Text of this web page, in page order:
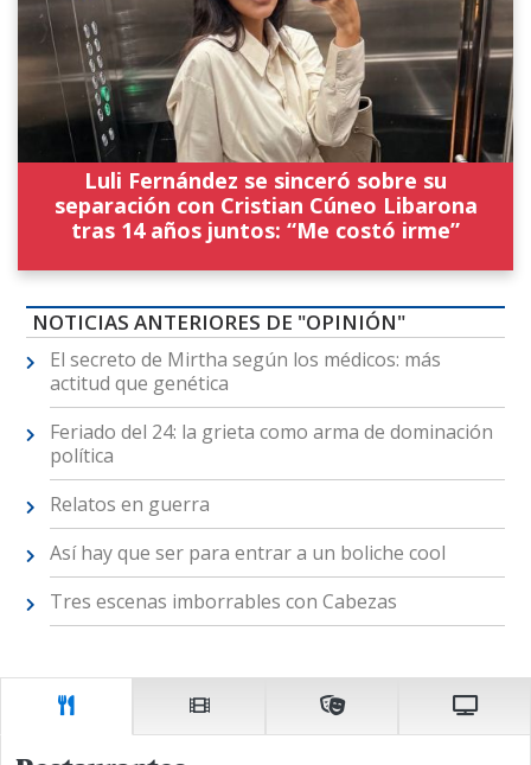
Luli Fernández se sinceró sobre su
separación con Cristian Cúneo Libarona
tras 14 años juntos: “Me costó irme”
NOTICIAS ANTERIORES DE "OPINIÓN"
El secreto de Mirtha según los médicos: más
actitud que genética
Feriado del 24: la grieta como arma de dominación
política
Relatos en guerra
Así hay que ser para entrar a un boliche cool
Tres escenas imborrables con Cabezas